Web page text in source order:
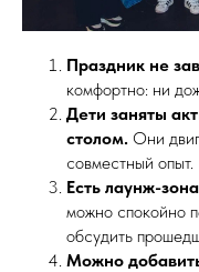
Праздник не
комфортно: ни
Дети заняты
столом. Они
совместный опыт.
Есть лаунж-
можно спокойно
обсудить
Можно